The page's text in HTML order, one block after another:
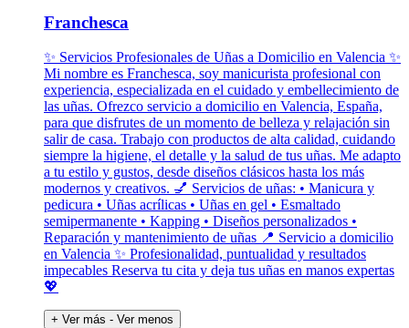
Franchesca
✨ Servicios Profesionales de Uñas a Domicilio en Valencia ✨
Mi nombre es Franchesca, soy manicurista profesional con
experiencia, especializada en el cuidado y embellecimiento de
las uñas. Ofrezco servicio a domicilio en Valencia, España,
para que disfrutes de un momento de belleza y relajación sin
salir de casa. Trabajo con productos de alta calidad, cuidando
siempre la higiene, el detalle y la salud de tus uñas. Me adapto
a tu estilo y gustos, desde diseños clásicos hasta los más
modernos y creativos. 💅 Servicios de uñas: • Manicura y
pedicura • Uñas acrílicas • Uñas en gel • Esmaltado
semipermanente • Kapping • Diseños personalizados •
Reparación y mantenimiento de uñas 📍 Servicio a domicilio
en Valencia ✨ Profesionalidad, puntualidad y resultados
impecables Reserva tu cita y deja tus uñas en manos expertas
💖
+ Ver más - Ver menos